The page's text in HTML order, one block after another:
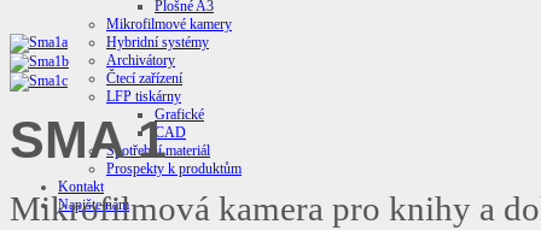
Plošné A3
Mikrofilmové kamery
Hybridní systémy
Archivátory
Čtecí zařízení
LFP tiskárny
Grafické
CAD
Spotřební materiál
Prospekty k produktům
Kontakt
Napište nám
SMA 1
Mikrofilmová kamera pro knihy a